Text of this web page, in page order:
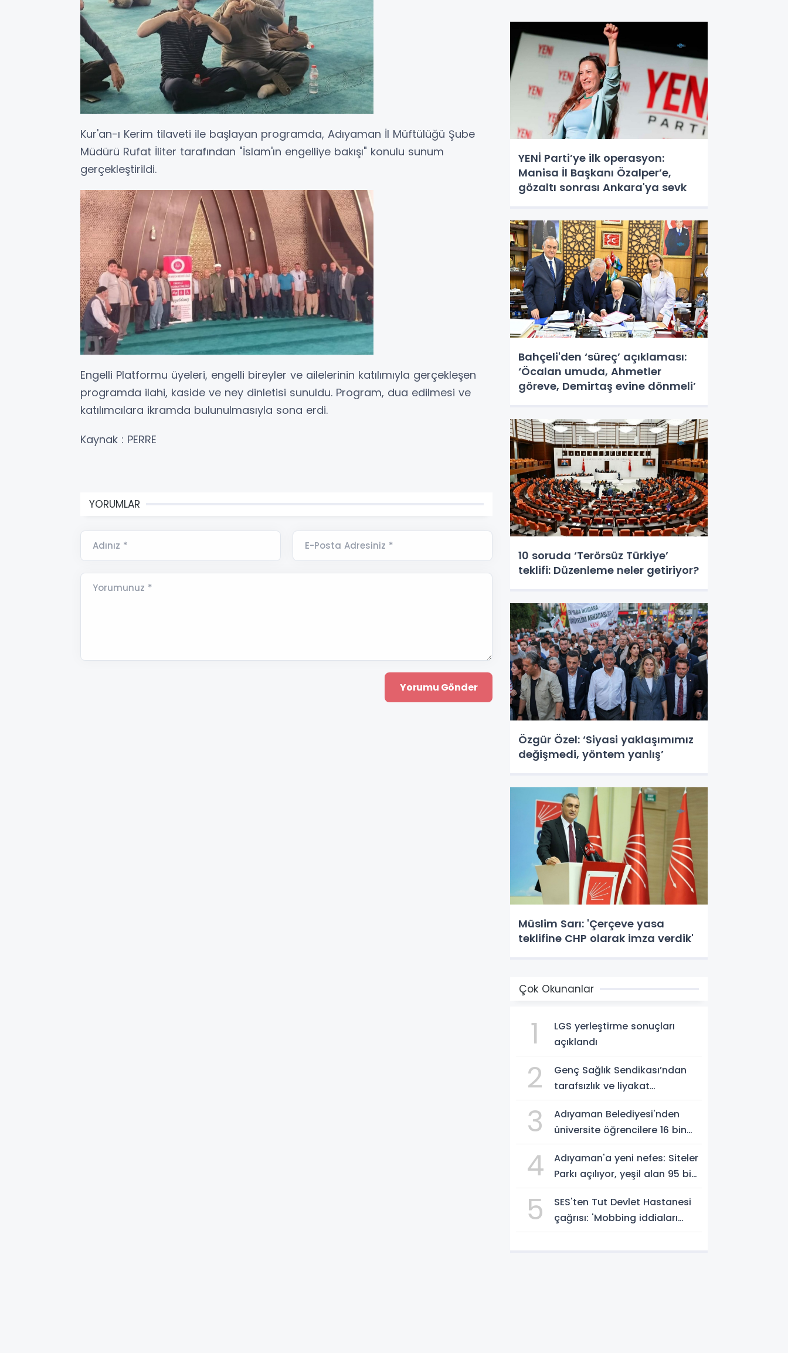
Kur'an-ı Kerim tilaveti ile başlayan programda, Adıyaman İl Müftülüğü Şube
Müdürü Rufat İliter tarafından "İslam'ın engelliye bakışı" konulu sunum
gerçekleştirildi.
Engelli Platformu üyeleri, engelli bireyler ve ailelerinin katılımıyla gerçekleşen
programda ilahi, kaside ve ney dinletisi sunuldu. Program, dua edilmesi ve
katılımcılara ikramda bulunulmasıyla sona erdi.
Kaynak : PERRE
YORUMLAR
Adınız * E-Posta Adresiniz *
Yorumunuz *
YENİ Parti’ye ilk operasyon:
Manisa İl Başkanı Özalper’e,
gözaltı sonrası Ankara'ya sevk
Bahçeli'den ‘süreç’ açıklaması:
‘Öcalan umuda, Ahmetler
göreve, Demirtaş evine dönmeli’
10 soruda ‘Terörsüz Türkiye’
teklifi: Düzenleme neler getiriyor?
Özgür Özel: ‘Siyasi yaklaşımımız
değişmedi, yöntem yanlış’
Müslim Sarı: 'Çerçeve yasa
teklifine CHP olarak imza verdik'
Çok Okunanlar
1
LGS yerleştirme sonuçları
açıklandı
2
Genç Sağlık Sendikası’ndan
tarafsızlık ve liyakat
3
Adıyaman Belediyesi'nden
üniversite öğrencilere 16 bin
Videolu Haber
4
Adıyaman'a yeni nefes: Siteler
Parkı açılıyor, yeşil alan 95 bin
Haber
5
SES'ten Tut Devlet Hastanesi
çağrısı: 'Mobbing iddiaları